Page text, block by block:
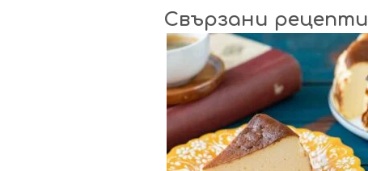
Свързани рецепти
8
8
40 Min